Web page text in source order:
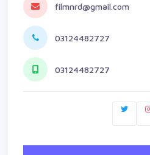
filmnrd@gmail.com
03124482727
03124482727